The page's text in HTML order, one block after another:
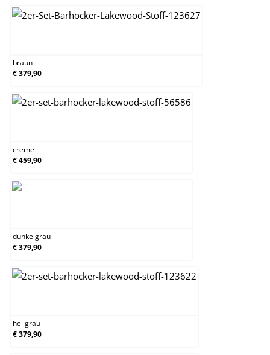
braun
€ 379,90
creme
€ 459,90
dunkelgrau
€ 379,90
hellgrau
€ 379,90